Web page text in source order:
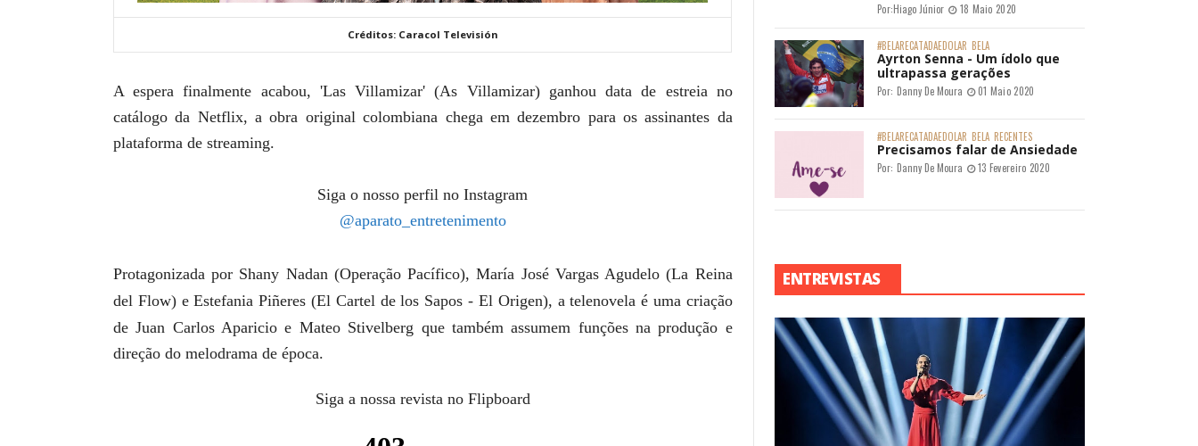
Créditos: Caracol Televisión
A espera finalmente acabou, 'Las Villamizar' (As Villamizar) ganhou data de estreia no
catálogo da Netflix, a obra original colombiana chega em dezembro para os assinantes da
plataforma de streaming.
Siga o nosso perfil no Instagram
@aparato_entretenimento
Protagonizada por Shany Nadan (Operação Pacífico), María José Vargas Agudelo (La Reina
del Flow) e Estefania Piñeres (El Cartel de los Sapos - El Origen), a telenovela é uma criação
deJuan Carlos Aparicio e Mateo Stivelberg que também assumem funções na produção e
direção do melodrama de época.
Siga a nossa revista no Flipboard
Por:Hiago Júnior 18 Maio 2020
#BELARECATADAEDOLAR BELA
Ayrton Senna - Um ídolo que
ultrapassa gerações
Por: Danny De Moura 01 Maio 2020
#BELARECATADAEDOLAR BELA RECENTES
Precisamos falar de Ansiedade
Por: Danny De Moura 13 Fevereiro 2020
ENTREVISTAS